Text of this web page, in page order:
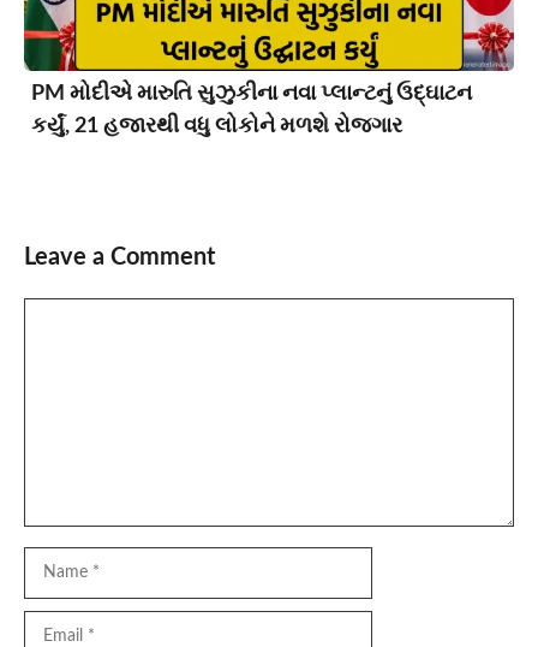
PM મોદીએ મારુતિ સુઝુકીના નવા પ્લાન્ટનું ઉદ્ઘાટન
કર્યું, 21 હજારથી વધુ લોકોને મળશે રોજગાર
Leave a Comment